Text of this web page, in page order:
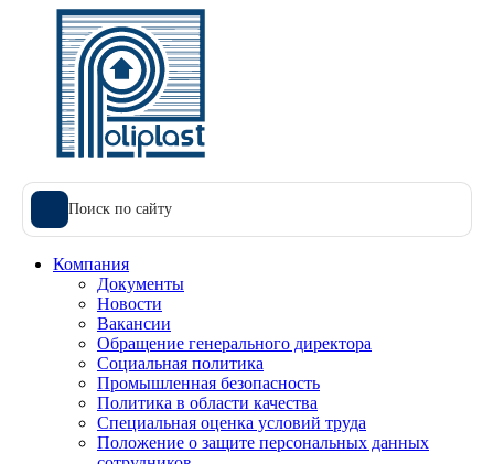
Поиск по сайту
Компания
Документы
Новости
Вакансии
Обращение генерального директора
Социальная политика
Промышленная безопасность
Политика в области качества
Специальная оценка условий труда
Положение о защите персональных данных